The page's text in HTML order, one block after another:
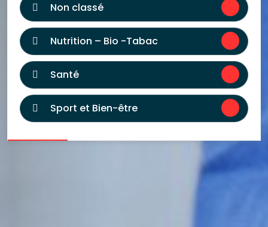
Non classé
Nutrition – Bio -Tabac
Santé
Sport et Bien-être